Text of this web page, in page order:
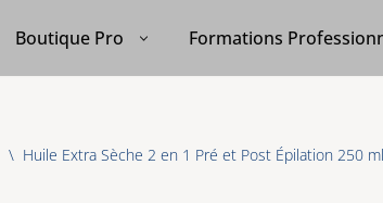
Boutique Pro Formations
\ Huile Extra Sèche 2 en 1 Pré et Post Épilation 250